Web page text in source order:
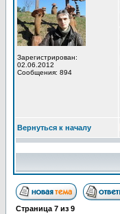
Зарегистрирован:
02.06.2012
Сообщения: 894
Вернуться к началу
Страница 7 из 9